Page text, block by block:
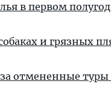
в первом
и грязных
за отмененные туры